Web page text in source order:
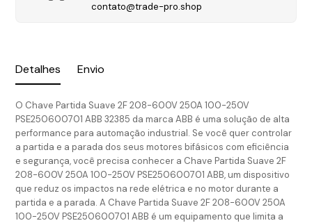
Detalhes Envio
O Chave Partida Suave 2F 208-600V 250A 100-250V
PSE250600701 ABB 32385 da marca ABB é uma solução de alta
performance para automação industrial. Se você quer controlar
a partida e a parada dos seus motores bifásicos com eficiência
e segurança, você precisa conhecer a Chave Partida Suave 2F
208-600V 250A 100-250V PSE250600701 ABB, um dispositivo
que reduz os impactos na rede elétrica e no motor durante a
partida e a parada. A Chave Partida Suave 2F 208-600V 250A
100-250V PSE250600701 ABB é um equipamento que limita a
contato@trade-pro.shop